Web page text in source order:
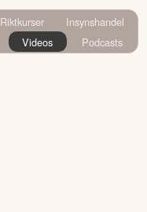
Riktkurser
Insynshandel
Videos Podcasts